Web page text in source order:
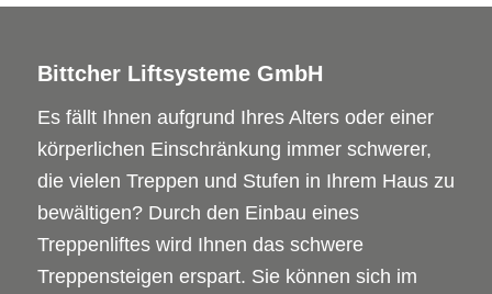
Bittcher Liftsysteme GmbH
Es fällt Ihnen aufgrund Ihres Alters oder einer
körperlichen Einschränkung immer schwerer,
die vielen Treppen und Stufen in Ihrem Haus zu
bewältigen? Durch den Einbau eines
Treppenliftes wird Ihnen das schwere
Treppensteigen erspart. Sie können sich im